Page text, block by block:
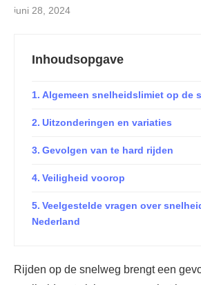
juni 28, 2024
Inhoudsopgave
Algemeen snelheidslimiet op de
Uitzonderingen en variaties
Gevolgen van te hard rijden
Veiligheid voorop
Veelgestelde vragen over
Nederland
Rijden op de snelweg brengt een